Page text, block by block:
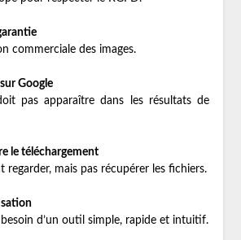
commerciale des images.
Google
pas apparaître dans les résultats de
le téléchargement
regarder, mais pas récupérer les fichiers.
d’un outil simple, rapide et intuitif.